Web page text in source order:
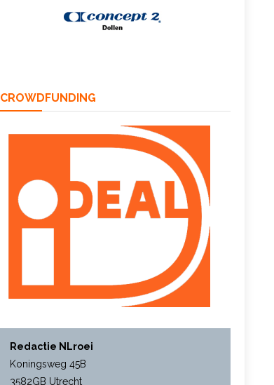
CROWDFUNDING
Redactie NLroei
Koningsweg 45B
3582GB Utrecht